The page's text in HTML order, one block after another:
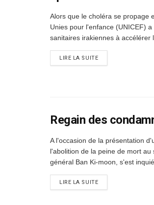
Alors que le choléra se propage
Unies pour l'enfance (UNICEF)
sanitaires irakiennes à accélérer
LIRE LA SUITEDETAILS
Regain des
A l'occasion de la présentation
l'abolition de la peine de mort
général Ban Ki-moon, s'est
LIRE LA SUITEDETAILS